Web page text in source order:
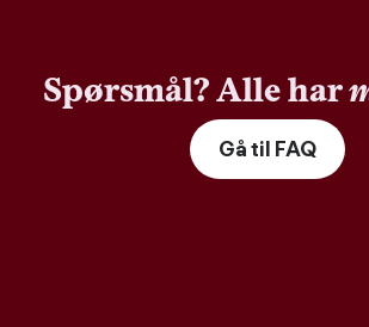
Spørsmål? Alle har
Gå til FAQ